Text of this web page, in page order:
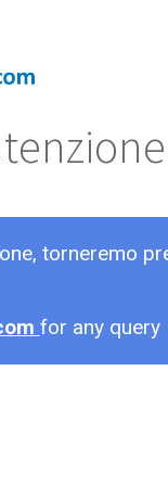
torneremo
for any query